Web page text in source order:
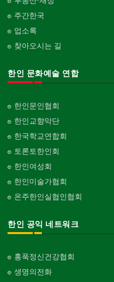
주간한국
업소록
찾아오시는 길
한인 문화예술 연합
한인문인협회
한인교향악단
한국학교연합회
토론토한인회
한인여성회
한인미술가협회
온주한인실협인협회
한인 공익 네트워크
홍푹정신건강협회
생명의전화